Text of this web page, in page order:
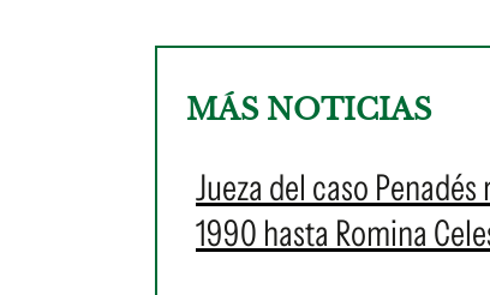
MÁS NOTICIAS
Jueza del caso
1990 hasta Romina